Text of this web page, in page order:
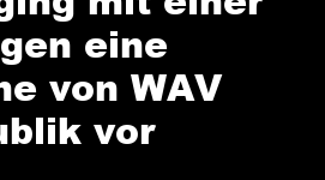
eine
von WAV
vor